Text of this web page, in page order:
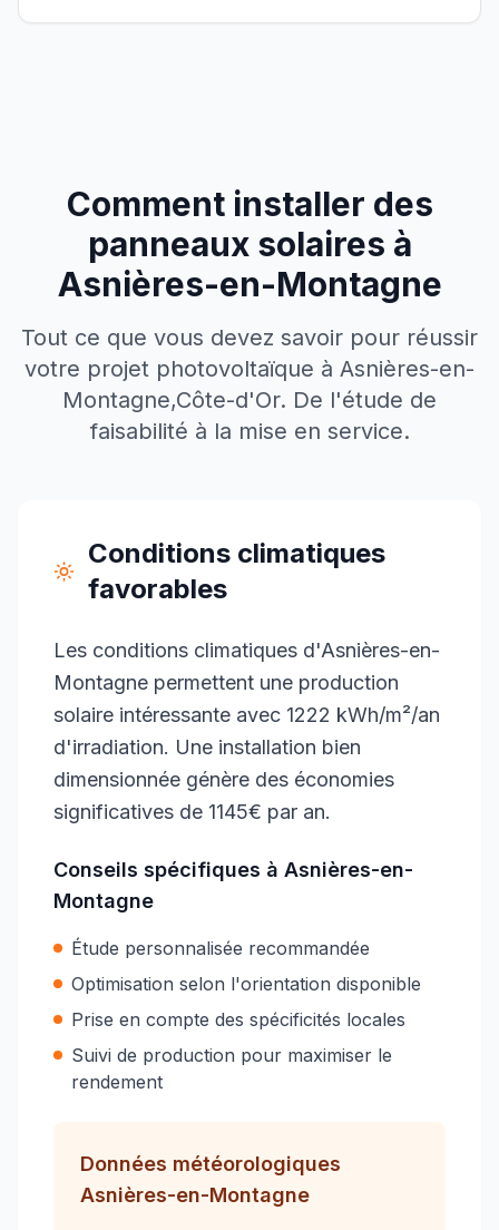
Comment installer des
panneaux solaires à
Asnières-en-Montagne
Tout ce que vous devez savoir pour réussir
votre projet photovoltaïque à Asnières-en-
Montagne,Côte-d'Or. De l'étude de
faisabilité à la mise en service.
Conditions climatiques
favorables
Les conditions climatiques d'Asnières-en-
Montagne permettent une production
solaire intéressante avec 1222 kWh/m²/an
d'irradiation. Une installation bien
dimensionnée génère des économies
significatives de 1145€ par an.
Conseils spécifiques à Asnières-en-
Montagne
Étude personnalisée recommandée
Optimisation selon l'orientation disponible
Prise en compte des spécificités locales
Suivi de production pour maximiser le
rendement
Données météorologiques
Asnières-en-Montagne